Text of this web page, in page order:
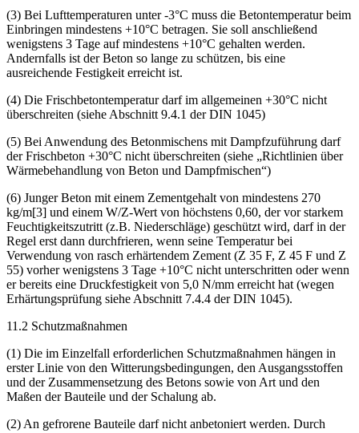
Zemente mit niedriger Hydratationswärme verwendet werden.
(3) Bei Lufttemperaturen unter -3°C muss die Betontemperatur beim
Einbringen mindestens +10°C betragen. Sie soll anschließend
wenigstens 3 Tage auf mindestens +10°C gehalten werden.
ausreichende Festigkeit erreicht ist.
überschreiten (siehe Abschnitt 9.4.1 der DIN 1045)
(5) Bei Anwendung des Betonmischens mit Dampfzuführung darf
Wärmebehandlung von Beton und Dampfmischen“)
(6) Junger Beton mit einem Zementgehalt von mindestens 270
kg/m[3] und einem W/Z-Wert von höchstens 0,60, der vor starkem
Feuchtigkeitszutritt (z.B. Niederschläge) geschützt wird, darf in der
Regel erst dann durchfrieren, wenn seine Temperatur bei
Verwendung von rasch erhärtendem Zement (Z 35 F, Z 45 F und Z
55) vorher wenigstens 3 Tage +10°C nicht unterschritten oder wenn
Erhärtungsprüfung siehe Abschnitt 7.4.4 der DIN 1045).
11.2 Schutzmaßnahmen
(1) Die im Einzelfall erforderlichen Schutzmaßnahmen hängen in
erster Linie von den Witterungsbedingungen, den Ausgangsstoffen
Maßen der Bauteile und der Schalung ab.